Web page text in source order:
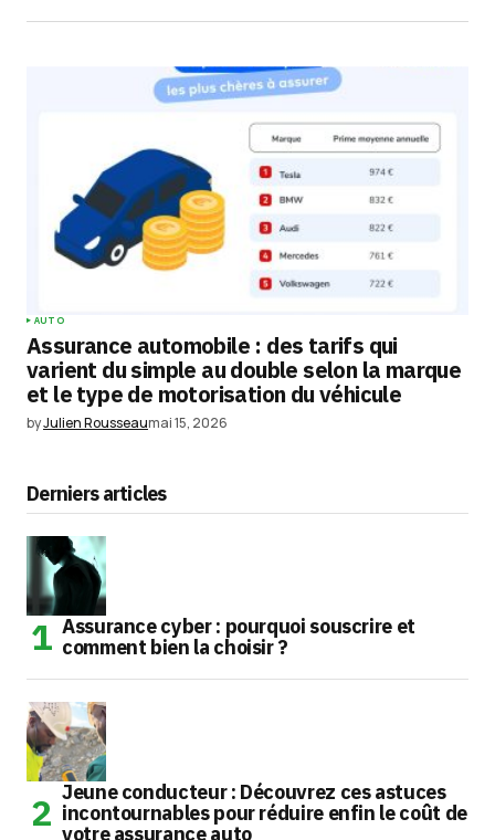
AUTO
Assurance automobile : des tarifs qui
varient du simple au double selon la marque
et le type de motorisation du véhicule
byJulien Rousseaumai 15, 2026
Derniers articles
Assurance cyber : pourquoi souscrire et
comment bien la choisir ?
Jeune conducteur : Découvrez ces astuces
incontournables pour réduire enfin le coût de
votre assurance auto